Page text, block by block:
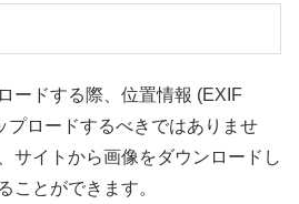
ードする際、位置情報 (EXIF
プロードするべきではありませ
サイトから画像をダウンロードし
ことができます。